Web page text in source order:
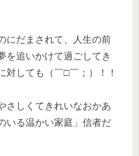
にだまされて、人生の前
を追いかけて過ごしてき
対しても（￣□￣；）！！
さしくてきれいなおかあ
いる温かい家庭」信者だ